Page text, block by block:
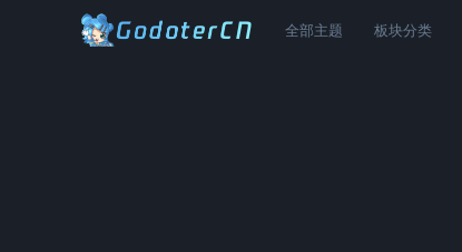
全部主题 板块分类